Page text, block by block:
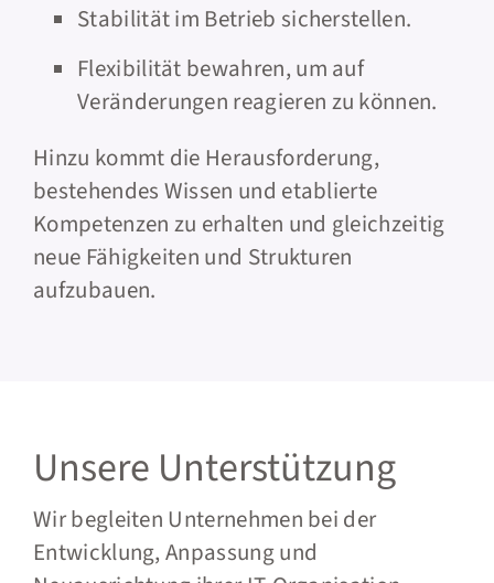
Stabilität im Betrieb sicherstellen.
Flexibilität bewahren, um auf
Veränderungen reagieren zu können.
Hinzu kommt die Herausforderung,
bestehendes Wissen und etablierte
Kompetenzen zu erhalten und gleichzeitig
neue Fähigkeiten und Strukturen
aufzubauen.
Unsere Unterstützung
Wir begleiten Unternehmen bei der
Entwicklung, Anpassung und